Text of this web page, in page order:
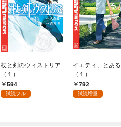
杖と剣のウィストリア
（１）
594
試読フル
イエティ、とある
（１）
792
試読増量